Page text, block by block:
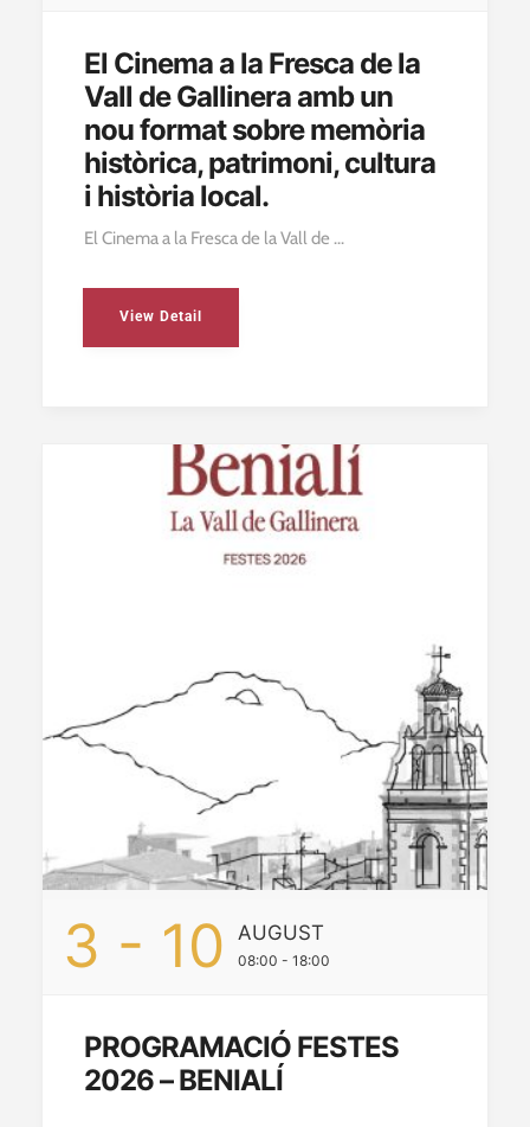
El Cinema a la Fresca de la
Vall de Gallinera amb un
nou format sobre memòria
històrica, patrimoni, cultura
i història local.
El Cinema a la Fresca de la Vall de ...
View Detail
3 - 10 AUGUST
08:00 - 18:00
PROGRAMACIÓ FESTES
2026 – BENIALÍ